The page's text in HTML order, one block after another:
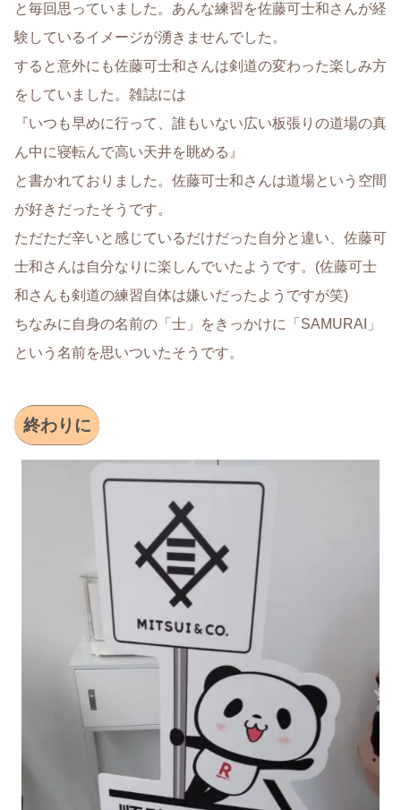
と毎回思っていました。あんな練習を佐藤可士和さんが経
験しているイメージが湧きませんでした。
すると意外にも佐藤可士和さんは剣道の変わった楽しみ方
をしていました。雑誌には
『いつも早めに行って、誰もいない広い板張りの道場の真
ん中に寝転んで高い天井を眺める』
と書かれておりました。佐藤可士和さんは道場という空間
が好きだったそうです。
ただただ辛いと感じているだけだった自分と違い、佐藤可
士和さんは自分なりに楽しんでいたようです。(佐藤可士
和さんも剣道の練習自体は嫌いだったようですが笑)
ちなみに自身の名前の「士」をきっかけに「SAMURAI」
という名前を思いついたそうです。
終わりに